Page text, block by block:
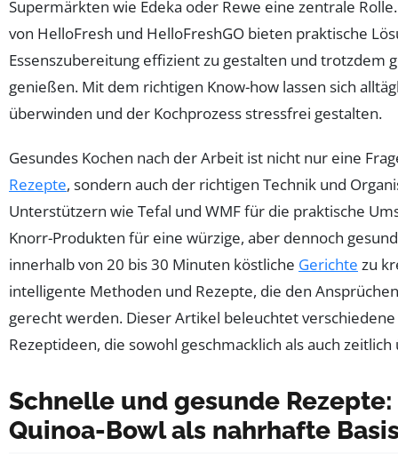
Supermärkten wie Edeka oder Rewe eine zentrale
von HelloFresh und HelloFreshGO bieten praktische
Essenszubereitung effizient zu gestalten und trotzdem
genießen. Mit dem richtigen Know-how lassen sich
überwinden und der Kochprozess stressfrei gestalten.
Gesundes Kochen nach der Arbeit ist nicht nur eine
Rezepte, sondern auch der richtigen Technik und
Unterstützern wie Tefal und WMF für die praktische
Knorr-Produkten für eine würzige, aber dennoch
innerhalb von 20 bis 30 Minuten köstliche Gerichte zu
intelligente Methoden und Rezepte, die den
gerecht werden. Dieser Artikel beleuchtet
Rezeptideen, die sowohl geschmacklich als auch
Schnelle und gesunde
Quinoa-Bowl als nahrhafte